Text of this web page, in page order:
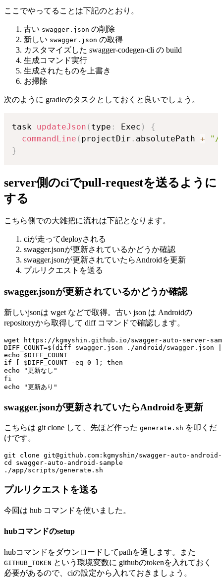
ここでやってることは下記のとおり。
古い swagger.json の削除
新しい swagger.json の取得
カスタマイズした swagger-codegen-cli の build
生成コマンド実行
生成されたものを上書き
お掃除
次のように gradleのタスクとしておくと良いでしょう。
task updateJson ( type : Exec )
{
commandLine ( projectDir . absolutePath +
"/
}
server側のciでpull-requestを送るように
する
こちら側での大雑把に流れは下記となります。
ciが走ってdeployされる
swagger.jsonが更新されているかどうか確認
swagger.jsonが更新されていたらAndroidを更新
プルリクエストを送る
swagger.jsonが更新されているかどうか確認
新しいjsonは wget などで取得。古い json は Androidの
repositoryから取得して diffコマンドで確認します。
wget https://kgmyshin.github.io/swagger-auto-server-
DIFF_COUNT=$(diff swagger.json ./android/
echo $DIFF_COUNT
if [ $DIFF_COUNT -eq 0 ]; then
echo "更新なし"
fi
swagger.jsonが更新されていたらAndroidを更新
こちらは git clone して、先ほど作った generate.sh を叩くだ
けです。
git clone git@github.com:kgmyshin/swagger-auto-
cd swagger-auto-android-sample
プルリクエストを送る
今回は hub コマンドを使いました。
hubコマンドのsetup
hubコマンドをダウンロードしてpathを通します。また
GITHUB_TOKEN という環境変数に githubのtokenを入れておく
必要があるので、ciの設定から入れておきましょう。